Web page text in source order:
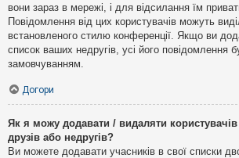
вони зараз в мережі, і для відсилання їм
Повідомлення від цих користувачів можуть
встановленого стилю конференції. Якщо ви
список ваших недругів, усі його повідомлення
замовчуванням.
Догори
Як я можу додавати / видаляти
друзів або недругів?
Ви можете додавати учасників в свої списки